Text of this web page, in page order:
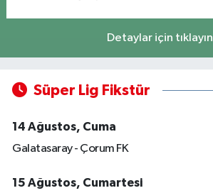
Detaylar için tıklayın
Süper Lig Fikstür
14 Ağustos, Cuma
Galatasaray - Çorum FK
15 Ağustos, Cumartesi